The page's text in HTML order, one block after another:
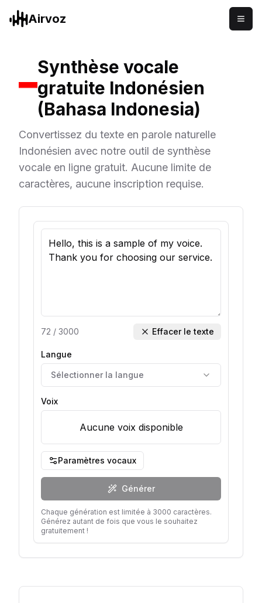
Airvoz
Synthèse vocale
gratuite Indonésien
(Bahasa Indonesia)
Convertissez du texte en parole naturelle
Indonésien avec notre outil de synthèse
vocale en ligne gratuit. Aucune limite de
caractères, aucune inscription requise.
72 / 3000 Effacer le texte
Langue
Sélectionner la langue
Voix
Aucune voix disponible
Paramètres vocaux
Générer
Chaque génération est limitée à 3000 caractères.
Générez autant de fois que vous le souhaitez
gratuitement !